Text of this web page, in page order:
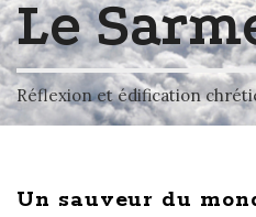
Le
Réflexion et édification
Un sauveur du